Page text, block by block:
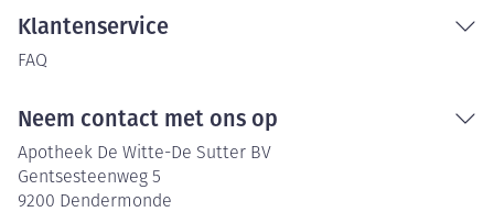
Klantenservice
FAQ
Neem contact met ons op
Apotheek De Witte-De Sutter BV
Gentsesteenweg 5
9200 Dendermonde